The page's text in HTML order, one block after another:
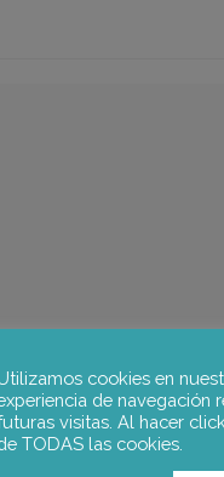
cookies en
de navegación
visitas. Al hacer
TODAS las cookies.